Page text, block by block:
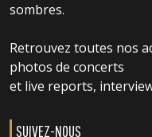
sombres.
Retrouvez toutes nos
photos de concerts
et live reports,
SUIVEZ-NOUS